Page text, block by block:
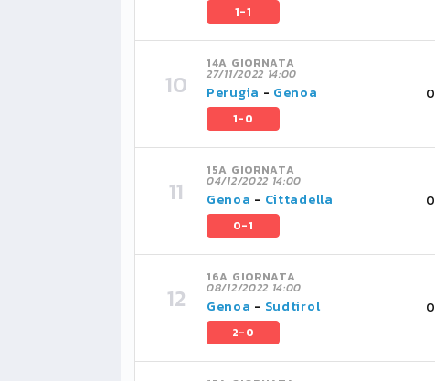
1-1
14A GIORNATA
27/11/2022 14:00
Perugia - Genoa
1-0
0
15A GIORNATA
04/12/2022 14:00
Genoa - Cittadella
0-1
0
16A GIORNATA
08/12/2022 14:00
Genoa - Sudtirol
2-0
0